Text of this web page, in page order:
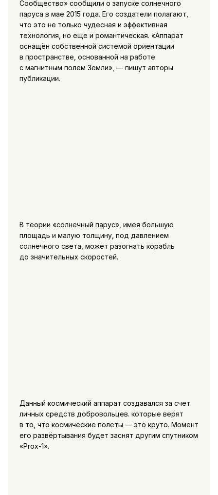
Сообщество» сообщили о запуске солнечного
паруса в мае 2015 года. Его создатели полагают,
что это не только чудесная и эффективная
технология, но еще и романтическая. «Аппарат
оснащён собственной системой ориентации
в пространстве, основанной на работе
с магнитным полем Земли», — пишут авторы
публикации.
В теории «солнечный парус», имея большую
площадь и малую толщину, под давлением
солнечного света, может разогнать корабль
до значительных скоростей.
Данный космический аппарат создавался за счет
личных средств добровольцев. которые верят
в то, что космические полеты — это круто. Момент
его развёртывания будет заснят другим спутником
«Prox-1».